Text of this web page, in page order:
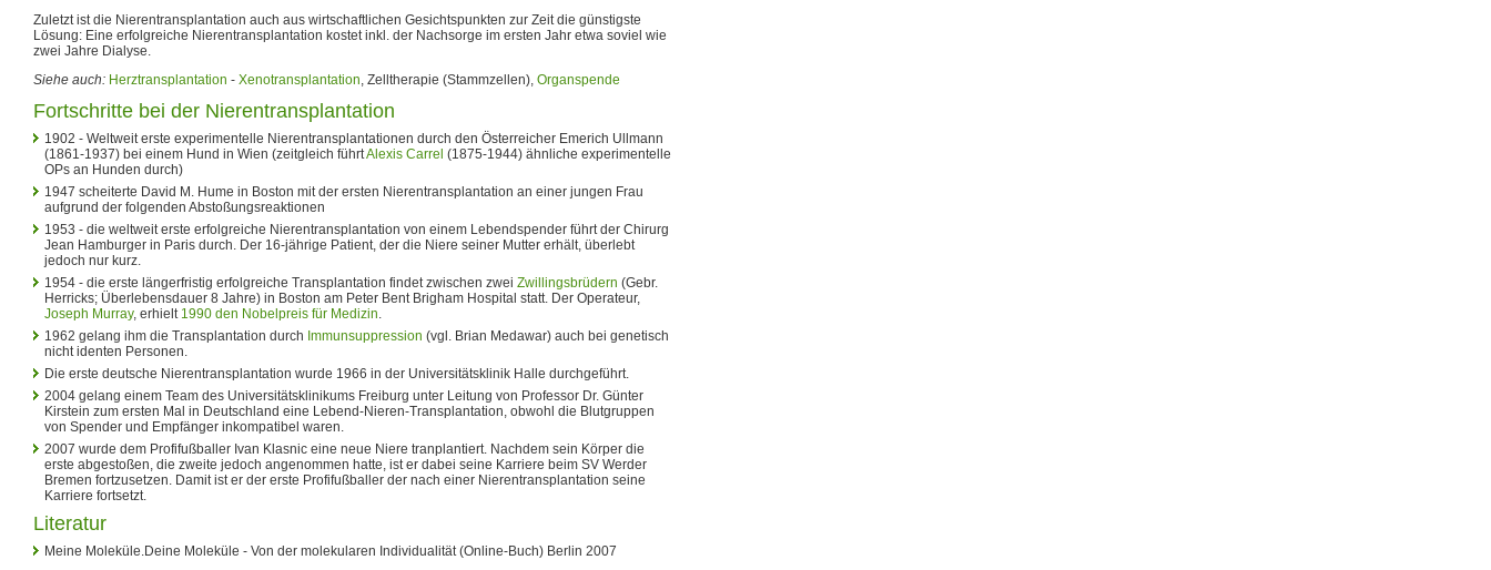
Zuletzt ist die Nierentransplantation auch aus wirtschaftlichen Gesichtspunkten zur Zeit die günstigste
Lösung: Eine erfolgreiche Nierentransplantation kostet inkl. der Nachsorge im ersten Jahr etwa soviel wie
zwei Jahre Dialyse.
Siehe auch: Herztransplantation - Xenotransplantation, Zelltherapie (Stammzellen), Organspende
Fortschritte bei der Nierentransplantation
1902 - Weltweit erste experimentelle Nierentransplantationen durch den Österreicher Emerich Ullmann
(1861-1937) bei einem Hund in Wien (zeitgleich führtAlexis Carrel (1875-1944) ähnliche experimentelle
OPs an Hunden durch)
1947 scheiterte David M. Hume in Boston mit der ersten Nierentransplantation an einer jungen Frau
aufgrund der folgenden Abstoßungsreaktionen
1953 - die weltweit erste erfolgreiche Nierentransplantation von einem Lebendspender führt der Chirurg
Jean Hamburger in Paris durch. Der 16-jährige Patient, der die Niere seiner Mutter erhält, überlebt
jedoch nur kurz.
1954 - die erste längerfristig erfolgreiche Transplantation findet zwischen zwei Zwillingsbrüdern (Gebr.
Herricks; Überlebensdauer 8 Jahre) in Boston am Peter Bent Brigham Hospital statt. Der Operateur,
Joseph Murray, erhielt 1990 den Nobelpreis für Medizin.
1962 gelang ihm die Transplantation durch Immunsuppression (vgl. Brian Medawar) auch bei genetisch
nicht identen Personen.
Die erste deutsche Nierentransplantation wurde 1966 in der Universitätsklinik Halle durchgeführt.
2004 gelang einem Team des Universitätsklinikums Freiburg unter Leitung von Professor Dr. Günter
Kirstein zum ersten Mal in Deutschland eine Lebend-Nieren-Transplantation, obwohl die Blutgruppen
von Spender und Empfänger inkompatibel waren.
2007 wurde dem Profifußballer Ivan Klasnic eine neue Niere tranplantiert. Nachdem sein Körper die
erste abgestoßen, die zweite jedoch angenommen hatte, ist er dabei seine Karriere beim SV Werder
Bremen fortzusetzen. Damit ist er der erste Profifußballer der nach einer Nierentransplantation seine
Karriere fortsetzt.
Literatur
Meine Moleküle.Deine Moleküle - Von der molekularen Individualität (Online-Buch) Berlin 2007